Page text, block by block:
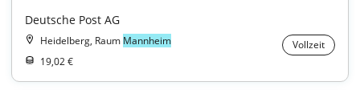
Deutsche Post AG
Heidelberg, Raum Mannheim
Vollzeit
19,02 €